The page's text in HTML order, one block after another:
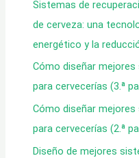
Sistemas de
de cerveza: una
energético y la
Cómo diseñar
para cervecerías (3.ª
Cómo diseñar
para cervecerías (2.ª
Diseño de mejores